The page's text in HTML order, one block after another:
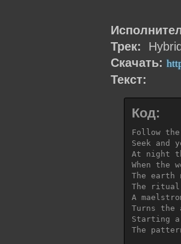
Все
Снова
Трек:
Скачать:
Текст:
Код:
Follow
Seek and
At night
When the
The earth
The
A
Turns
Starting a
The